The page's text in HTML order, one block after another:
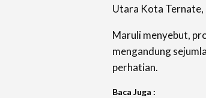
Utara Kota Ternate,
Maruli menyebut,
mengandung
perhatian.
Baca Juga :